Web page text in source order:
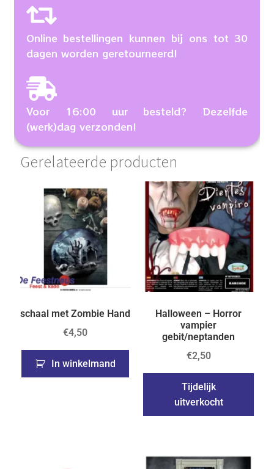
Online bestellingen kunnen bij ons tot 30
dagen worden geretourneerd!
Voor 16:00 uur besteld? Dezelfde
(werk)dag verzonden!
Gerelateerde producten
schaal met Zombie Hand
€4,50
In winkelmand
Halloween – Horror
vampier
gebit/neptanden
€2,50
Tijdelijk
uitverkocht